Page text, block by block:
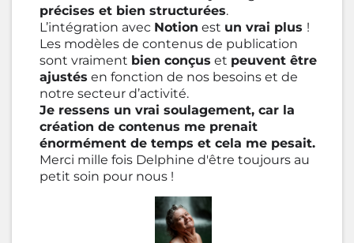
précises et bien structurées.
L’intégration avec Notion est un vrai plus !
Les modèles de contenus de publication
sont vraiment bien conçus et peuvent être
ajustés en fonction de nos besoins et de
notre secteur d’activité.
Je ressens un vrai soulagement, car la
création de contenus me prenait
énormément de temps et cela me pesait.
Merci mille fois Delphine d'être toujours au
petit soin pour nous !